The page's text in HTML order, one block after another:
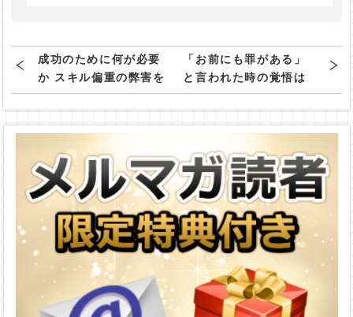
成功のために何が必要
か スキル偏重の弊害を
解く
「お前にも罪がある」
と言われた時の覚悟は
できているか